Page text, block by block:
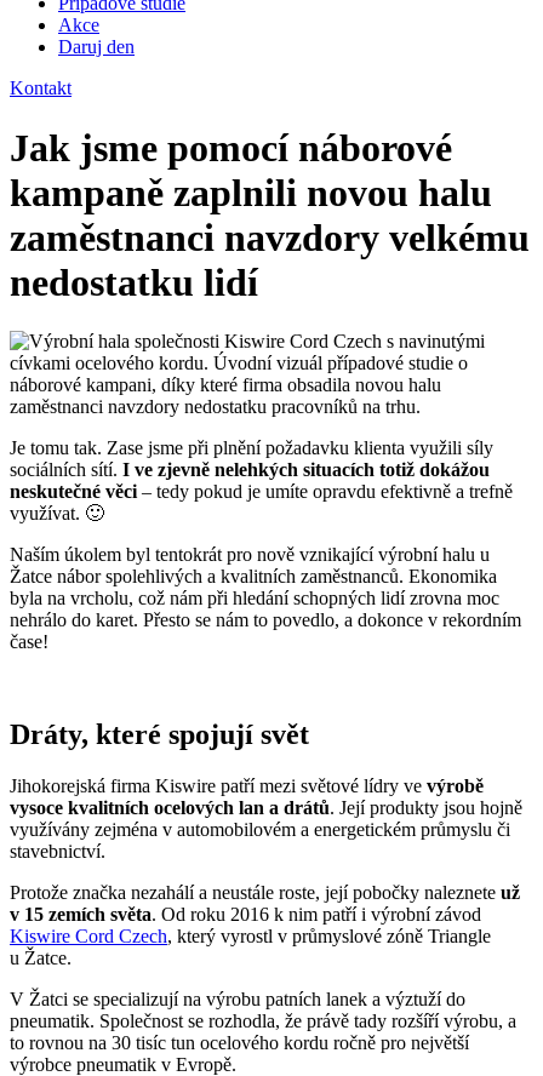
Akce
Daruj den
Kontakt
Jak jsme pomocí náborové
kampaně zaplnili novou halu
zaměstnanci navzdory velkému
nedostatku lidí
Je tomu tak. Zase jsme při plnění požadavku klienta využili síly
sociálních sítí. I ve zjevně nelehkých situacích totiž dokážou
neskutečné věci – tedy pokud je umíte opravdu efektivně a trefně
využívat. 🙂
Naším úkolem byl tentokrát pro nově vznikající výrobní halu u
Žatce nábor spolehlivých a kvalitních zaměstnanců. Ekonomika
byla na vrcholu, což nám při hledání schopných lidí zrovna moc
nehrálo do karet. Přesto se nám to povedlo, a dokonce v rekordním
čase!
Dráty, které spojují svět
Jihokorejská firma Kiswire patří mezi světové lídry ve výrobě
vysoce kvalitních ocelových lan a drátů. Její produkty jsou hojně
využívány zejména v automobilovém a energetickém průmyslu či
stavebnictví.
Protože značka nezahálí a neustále roste, její pobočky naleznete už
v 15 zemích světa. Od roku 2016 k nim patří i výrobní závod
Kiswire Cord Czech, který vyrostl v průmyslové zóně Triangle
u Žatce.
V Žatci se specializují na výrobu patních lanek a výztuží do
pneumatik. Společnost se rozhodla, že právě tady rozšíří výrobu, a
to rovnou na 30 tisíc tun ocelového kordu ročně pro největší
výrobce pneumatik v Evropě.